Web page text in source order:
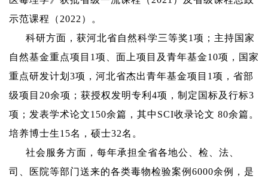
示范课程（ 2022 ）。
科研方面 ，获河北省自然科学三等奖1 项；主持国家
自然基金重点项目 1 项、面上项目及青年基金10项，国家
重点研发计划 3项，河北省杰出青年基金项目 1 项，省部
级项目 20余项；获授权发明专利 4项，制定国标及行标3
项；发表学术论文150余篇，其中 SCI收录论文 80余篇。
培养博士生15名，硕士32名。
社会服务方面，每年承担全省各地公、检、法、
司、医院等部门送来的各类毒物检验案例 6000余例，是